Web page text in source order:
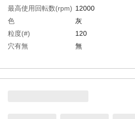
最高使用回転数(rpm) 12000
色
灰
粒度(#)
120
穴有無
無
重さ
330.000G